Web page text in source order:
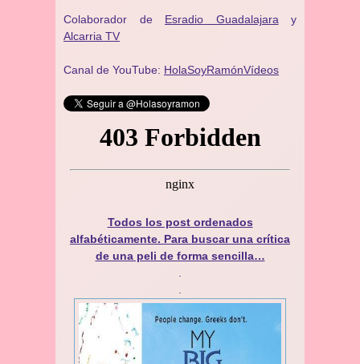
Colaborador de Esradio Guadalajara y
Alcarria TV
Canal de YouTube: HolaSoyRamónVídeos
Todos los post ordenados
alfabéticamente. Para buscar una crítica
de una peli de forma sencilla…